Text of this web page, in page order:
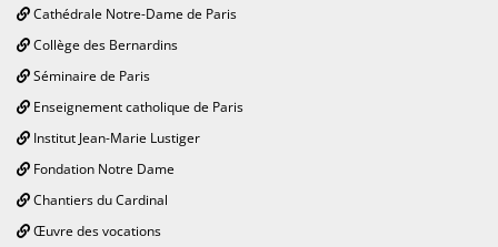
Cathédrale Notre-Dame de Paris
Collège des Bernardins
Séminaire de Paris
Enseignement catholique de Paris
Institut Jean-Marie Lustiger
Fondation Notre Dame
Chantiers du Cardinal
Œuvre des vocations